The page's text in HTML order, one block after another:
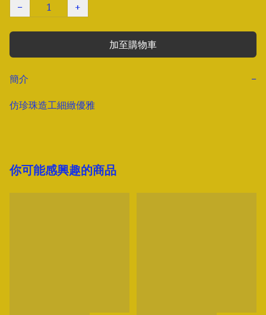
−
+
加至購物車
簡介
−
仿珍珠造工細緻優雅
你可能感興趣的商品